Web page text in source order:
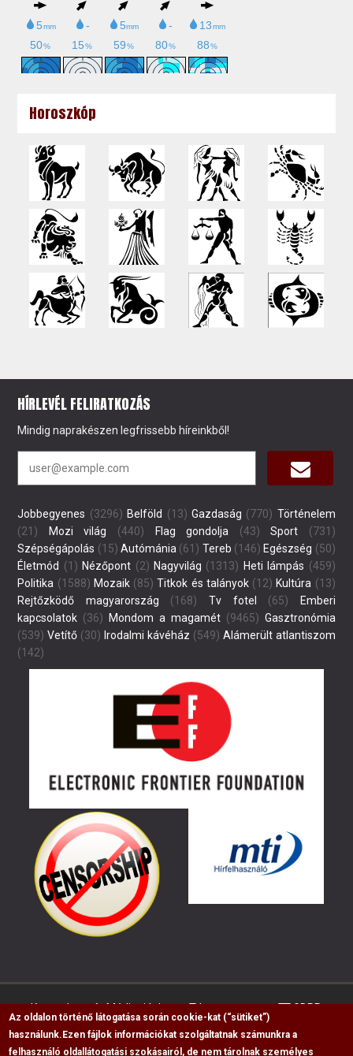
Horoszkóp
HÍRLEVÉL FELIRATKOZÁS
Mindig naprakészen legfrissebb híreinkből!
Jobbegyenes (3296) Belföld (13) Gazdaság (770) Történelem
(21)
Mozi világ (440) Flag gondolja (43) Sport (731)
Szépségápolás (15) Autómánia (61) Tereb (146) Egészség (50)
Életmód (1) Nézőpont (2) Nagyvilág (1313) Heti lámpás (459)
Politika (1588) Mozaik(85) Titkok és talányok(12) Kultúra (13)
Rejtőzködő magyarország (168) Tv fotel (65)
Emberi
kapcsolatok (36) Mondom a magamét(9465) Gasztronómia
(539) Vetítő (30) Irodalmi kávéház (549) Alámerült atlantiszom
(142)
Kapcsolat Médiaajánlat Impresszum GDPR
Az oldalon történő látogatása során cookie-kat (“sütiket”)
használunk. Ezen fájlok információkat szolgáltatnak számunkra a
felhasználó oldallátogatási szokásairól, de nem tárolnak személyes